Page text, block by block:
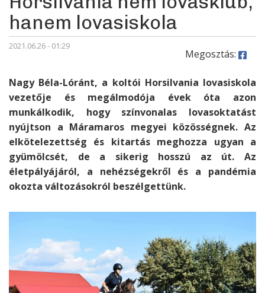
hanem lovasiskola
2021.06.26 - 01:29
Megosztás:
Nagy Béla-Lóránt, a koltói Horsilvania lovasiskola
vezetője és megálmodója évek óta azon
munkálkodik, hogy színvonalas lovasoktatást
nyújtson a Máramaros megyei közösségnek. Az
elkötelezettség és kitartás meghozza ugyan a
gyümölcsét, de a sikerig hosszú az út. Az
életpályájáról, a nehézségekről és a pandémia
okozta változásokról beszélgettünk.